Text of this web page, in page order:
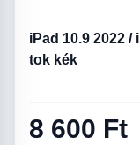
iPad 10.9 2022 /
tok kék
8 600 Ft